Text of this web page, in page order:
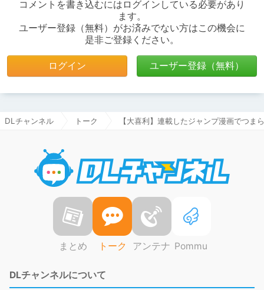
コメントを書き込むにはログインしている必要があり
ます。
ユーザー登録（無料）がお済みでない方はこの機会に
是非ご登録ください。
ログイン ユーザー登録（無料）
DLチャンネル トーク 【大喜利】連載したジャンプ漫画でつま
まとめ トーク アンテナ Pommu
DLチャンネルについて